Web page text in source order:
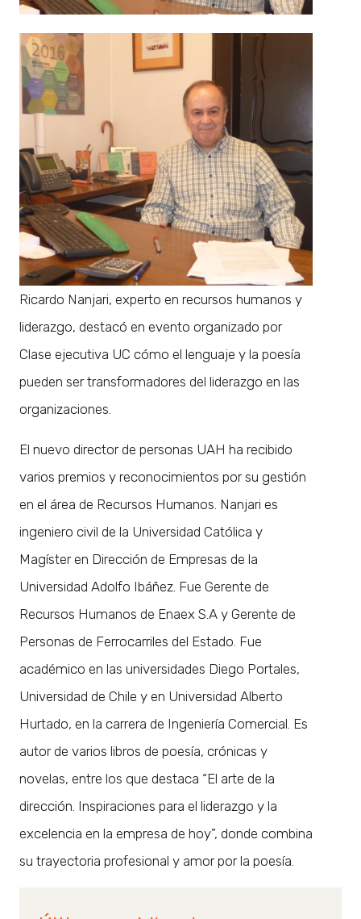
Ricardo Nanjari, experto en recursos humanos y
liderazgo, destacó en evento organizado por
Clase ejecutiva UC cómo el lenguaje y la poesía
pueden ser transformadores del liderazgo en las
organizaciones.
El nuevo director de personas UAH ha recibido
varios premios y reconocimientos por su gestión
en el área de Recursos Humanos. Nanjari es
ingeniero civil de la Universidad Católica y
Magíster en Dirección de Empresas de la
Universidad Adolfo Ibáñez. Fue Gerente de
Recursos Humanos de Enaex S.A y Gerente de
Personas de Ferrocarriles del Estado. Fue
académico en las universidades Diego Portales,
Universidad de Chile y en Universidad Alberto
Hurtado, en la carrera de Ingeniería Comercial. Es
autor de varios libros de poesía, crónicas y
novelas, entre los que destaca “El arte de la
dirección. Inspiraciones para el liderazgo y la
excelencia en la empresa de hoy”, donde combina
su trayectoria profesional y amor por la poesía.